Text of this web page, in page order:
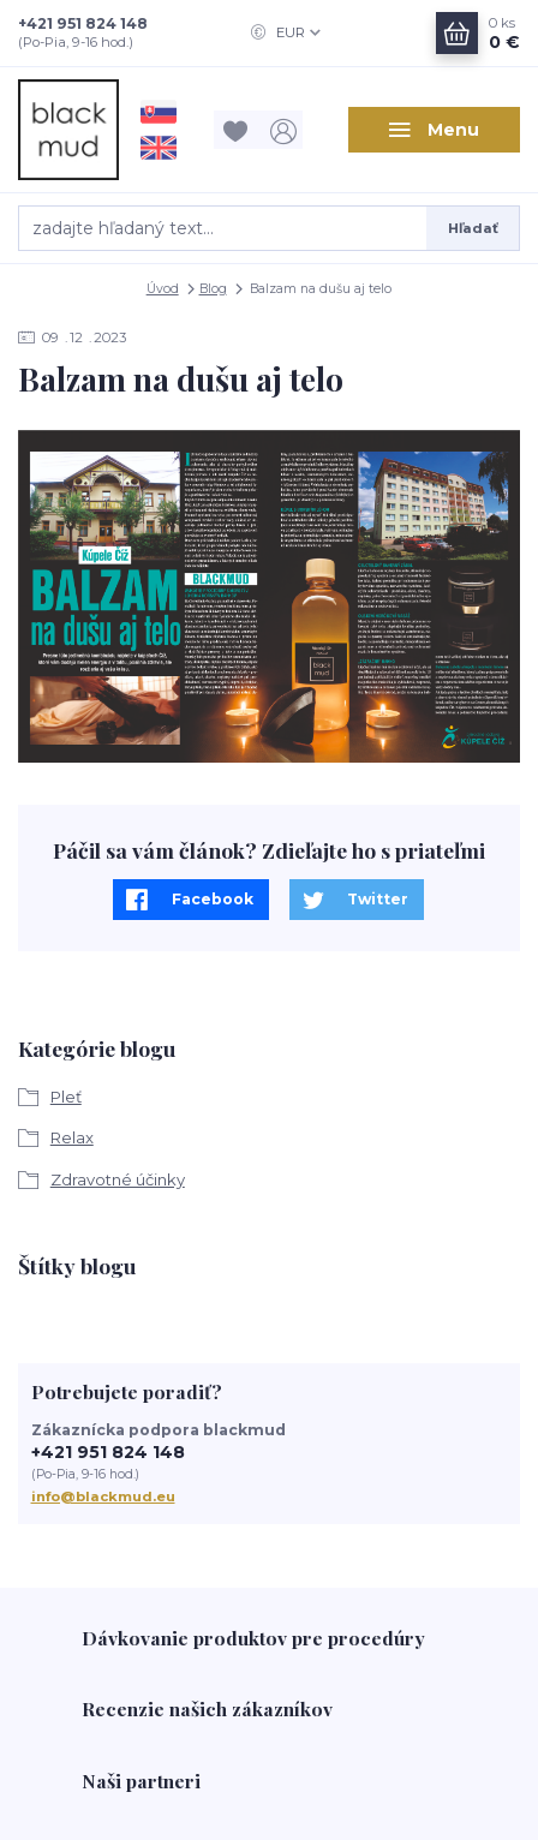
Menu
EUR
Hľadať
+421 951 824 148
(Po-Pia, 9-16 hod.)
0 ks
0 €
Úvod Blog Balzam na dušu aj telo
Kategórie blogu
Pleť
Relax
Zdravotné účinky
Štítky blogu
Potrebujete poradiť?
Zákaznícka podpora blackmud
+421 951 824 148
(Po-Pia, 9-16 hod.)
info@blackmud.eu
09 12 2023
Balzam na dušu aj telo
Páčil sa vám článok? Zdieľajte ho s priateľmi
Facebook Twitter
Dávkovanie produktov pre procedúry
Recenzie našich zákazníkov
Naši partneri